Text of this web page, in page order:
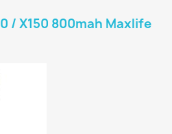
/ X150 800mah Maxlife